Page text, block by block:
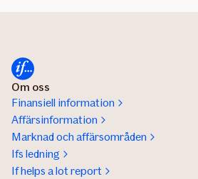
Om oss
Finansiell information
Affärsinformation
Marknad och affärsområden
Ifs ledning
If helps a lot report